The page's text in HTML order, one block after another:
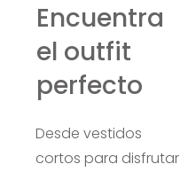
Encuentra
el outfit
perfecto
Desde vestidos
cortos para disfrutar